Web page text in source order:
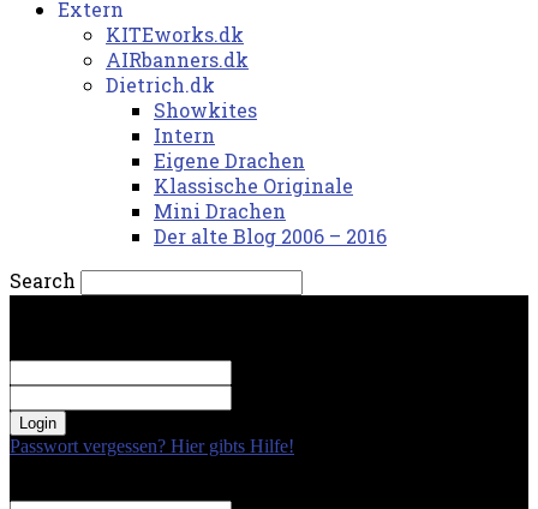
Extern
KITEworks.dk
AIRbanners.dk
Dietrich.dk
Showkites
Intern
Eigene Drachen
Klassische Originale
Mini Drachen
Der alte Blog 2006 – 2016
Search
Passwort vergessen? Hier gibts Hilfe!